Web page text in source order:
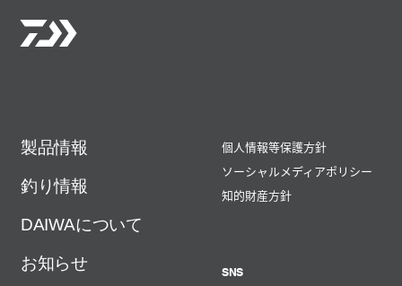
製品情報
釣り情報
DAIWAについて
お知らせ
個人情報等保護方針
ソーシャルメディアポリシー
知的財産方針
SNS